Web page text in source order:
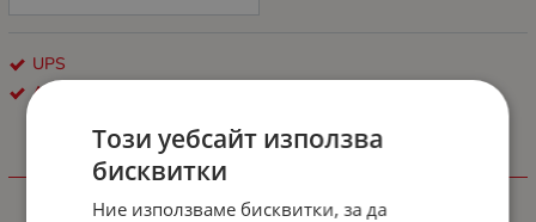
UPS
APC
ХАРАКТЕРИСТИКИ
Този уебсайт използва
бисквитки
Ние използваме бисквитки, за да